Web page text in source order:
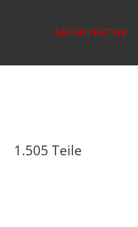
ARCHITEKTUR
1.505 Teile